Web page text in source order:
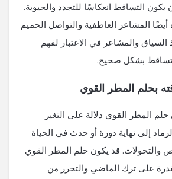
يكون التساقط انعكاسًا للتجدد والحيوية.
المشاعر العاطفية والتواصل الحميم
والمشاعر في الاعتبار لفهم
بشكل صحيح.
بحلم المطر القوي
حلم المطر القوي دلالة على التغير
إلى نهاية دورة أو حدث في الحياة
والتحولات. قد يكون حلم المطر القوي
على ترك الماضي والتحرر من